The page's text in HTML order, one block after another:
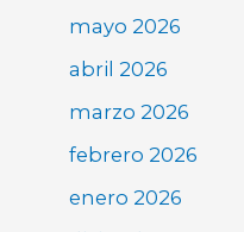
mayo 2026
abril 2026
marzo 2026
febrero 2026
enero 2026